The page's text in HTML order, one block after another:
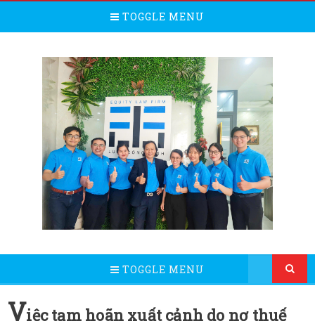
TOGGLE MENU
TOGGLE MENU
Việc tạm hoãn xuất cảnh do nợ thuế